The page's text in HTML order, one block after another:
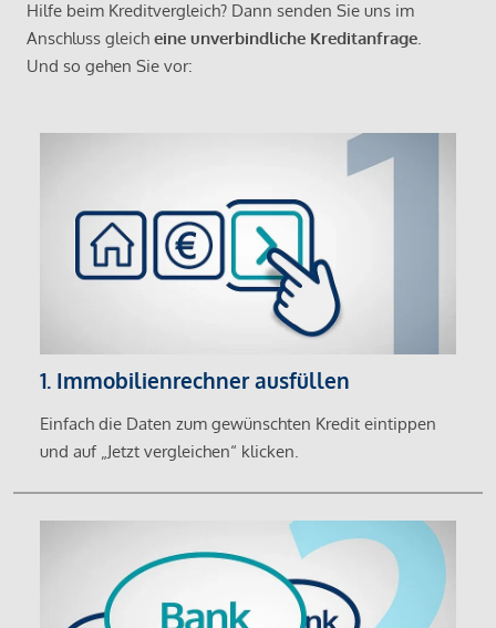
Hilfe beim Kreditvergleich? Dann senden Sie uns im
Anschluss gleich eine unverbindliche Kreditanfrage.
Und so gehen Sie vor:
1. Immobilienrechner ausfüllen
Einfach die Daten zum gewünschten Kredit eintippen
und auf „Jetzt vergleichen“ klicken.